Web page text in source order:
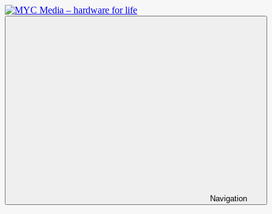
Zum
Inhalt
Navigation